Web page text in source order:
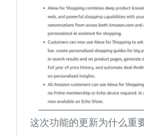
这次功能的更新为什么重